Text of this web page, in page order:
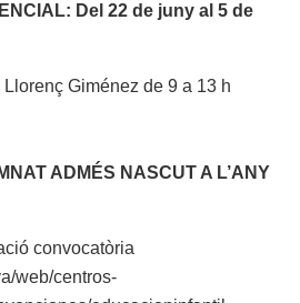
Del 22 de juny al 5 de
Giménez de 9 a 13 h
ADMÉS NASCUT A L’ANY
convocatòria
web/centros-